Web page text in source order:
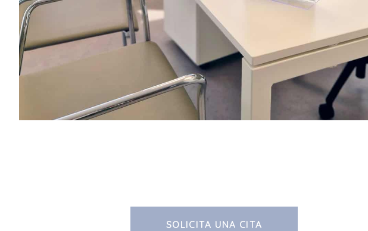
SOLICITA UNA CITA